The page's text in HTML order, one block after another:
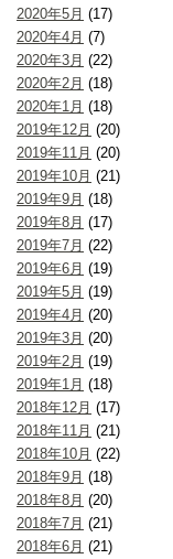
2020年5月 (17)
2020年4月 (7)
2020年3月 (22)
2020年2月 (18)
2020年1月 (18)
2019年12月 (20)
2019年11月 (20)
2019年10月 (21)
2019年9月 (18)
2019年8月 (17)
2019年7月 (22)
2019年6月 (19)
2019年5月 (19)
2019年4月 (20)
2019年3月 (20)
2019年2月 (19)
2019年1月 (18)
2018年12月 (17)
2018年11月 (21)
2018年10月 (22)
2018年9月 (18)
2018年8月 (20)
2018年7月 (21)
2018年6月 (21)